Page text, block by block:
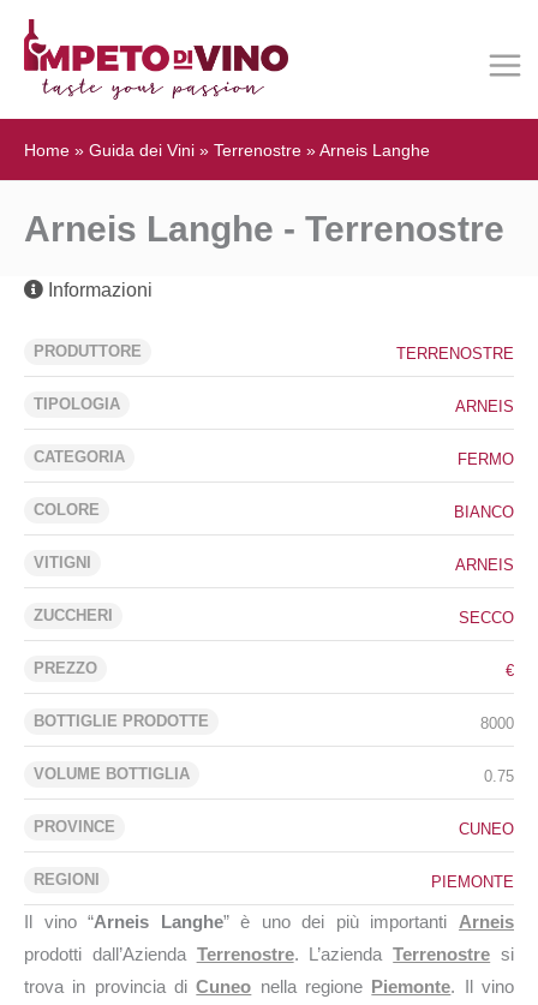
Home » Guida dei Vini » Terrenostre »Arneis Langhe
Arneis Langhe - Terrenostre
Informazioni
PRODUTTORE TERRENOSTRE
TIPOLOGIA ARNEIS
CATEGORIA FERMO
COLORE BIANCO
VITIGNI ARNEIS
ZUCCHERI SECCO
PREZZO €
BOTTIGLIE PRODOTTE 8000
VOLUME BOTTIGLIA 0.75
PROVINCE CUNEO
REGIONI PIEMONTE
Il vino “Arneis Langhe” è uno dei più importanti Arneis
prodotti dall’Azienda Terrenostre. L’aziendaTerrenostre si
trova in provincia diCuneo nella regione Piemonte. Il vino